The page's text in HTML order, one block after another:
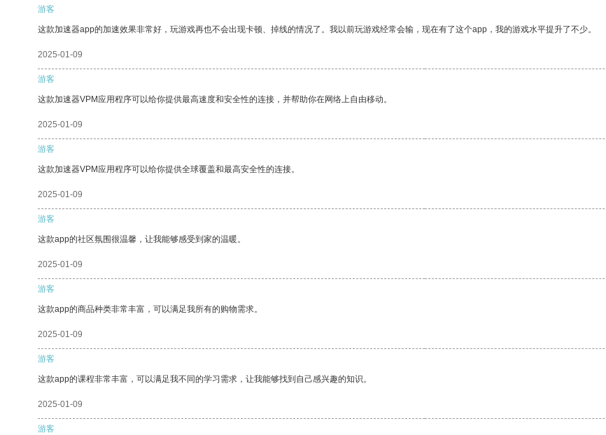
游客
这款加速器app的加速效果非常好，玩游戏再也不会出现卡顿、掉线的情况了。我以前玩游戏经常会输，现在有了这个app，我的游戏水平提升了不少。
2025-01-09
游客
这款加速器VPM应用程序可以给你提供最高速度和安全性的连接，并帮助你在网络上自由移动。
2025-01-09
游客
这款加速器VPM应用程序可以给你提供全球覆盖和最高安全性的连接。
2025-01-09
游客
这款app的社区氛围很温馨，让我能够感受到家的温暖。
2025-01-09
游客
这款app的商品种类非常丰富，可以满足我所有的购物需求。
2025-01-09
游客
这款app的课程非常丰富，可以满足我不同的学习需求，让我能够找到自己感兴趣的知识。
2025-01-09
游客